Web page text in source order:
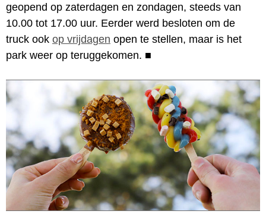
geopend op zaterdagen en zondagen, steeds van
10.00 tot 17.00 uur. Eerder werd besloten om de
truck ook op vrijdagen open te stellen, maar is het
park weer op teruggekomen. ■